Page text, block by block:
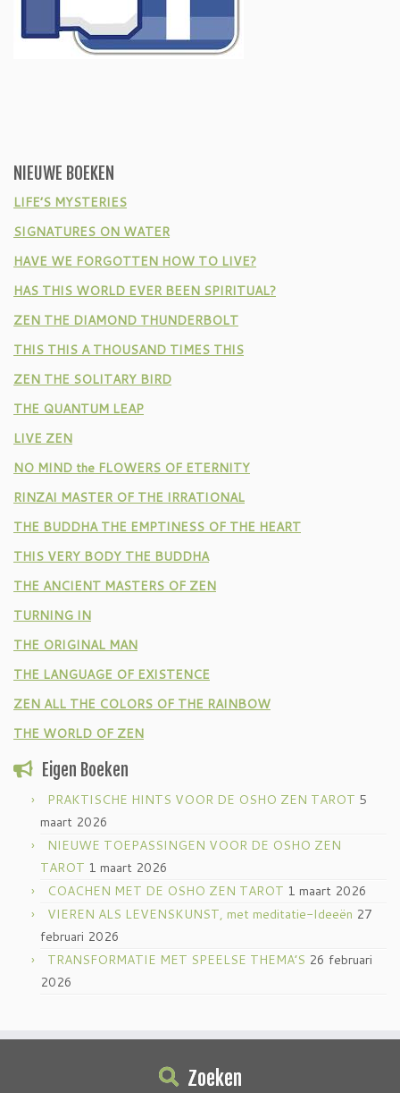
NIEUWE BOEKEN
LIFE’S MYSTERIES
SIGNATURES ON WATER
HAVE WE FORGOTTEN HOW TO LIVE?
HAS THIS WORLD EVER BEEN SPIRITUAL?
ZEN THE DIAMOND THUNDERBOLT
THIS THIS A THOUSAND TIMES THIS
ZEN THE SOLITARY BIRD
THE QUANTUM LEAP
LIVE ZEN
NO MIND the FLOWERS OF ETERNITY
RINZAI MASTER OF THE IRRATIONAL
THE BUDDHA THE EMPTINESS OF THE HEART
THIS VERY BODY THE BUDDHA
THE ANCIENT MASTERS OF ZEN
TURNING IN
THE ORIGINAL MAN
THE LANGUAGE OF EXISTENCE
ZEN ALL THE COLORS OF THE RAINBOW
THE WORLD OF ZEN
Eigen Boeken
PRAKTISCHE HINTS VOOR DE OSHO ZEN TAROT 5
maart 2026
NIEUWE TOEPASSINGEN VOOR DE OSHO ZEN
TAROT 1 maart 2026
COACHEN MET DE OSHO ZEN TAROT 1 maart 2026
VIEREN ALS LEVENSKUNST, met meditatie-Ideeën 27
februari 2026
TRANSFORMATIE MET SPEELSE THEMA’S 26 februari
2026
Zoeken